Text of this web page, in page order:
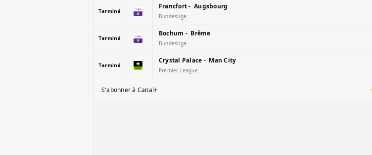
Terminé
Francfort - Augsbourg
Bundesliga
Terminé
Bochum - Brême
Bundesliga
Terminé
Crystal Palace - Man City
Premier League
S'abonner à Canal+